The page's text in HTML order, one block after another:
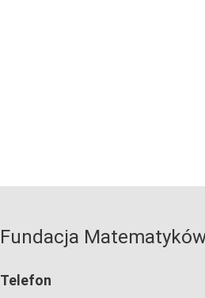
Fundacja
Telefon